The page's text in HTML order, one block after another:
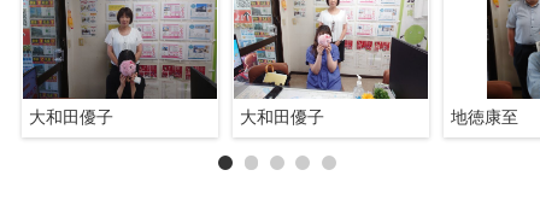
大和田優子 大和田優子 地徳康至